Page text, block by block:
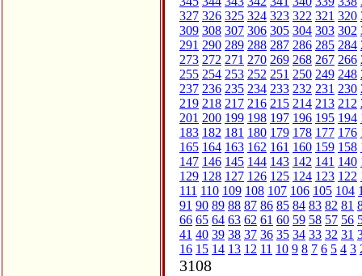
327 326 325 324 323 322 321 320
309 308 307 306 305 304 303 302
291 290 289 288 287 286 285 284
273 272 271 270 269 268 267 266
255 254 253 252 251 250 249 248
237 236 235 234 233 232 231 230
219 218 217 216 215 214 213 212
201 200 199 198 197 196 195 194
183 182 181 180 179 178 177 176
165 164 163 162 161 160 159 158
147 146 145 144 143 142 141 140
129 128 127 126 125 124 123 122
111 110 109 108 107 106 105 104
91 90 89 88 87 86 85 84 83 82 81
66 65 64 63 62 61 60 59 58 57 56
41 40 39 38 37 36 35 34 33 32 31
16 15 14 13 12 11 10 9 8 7 6 5 4 3
3108